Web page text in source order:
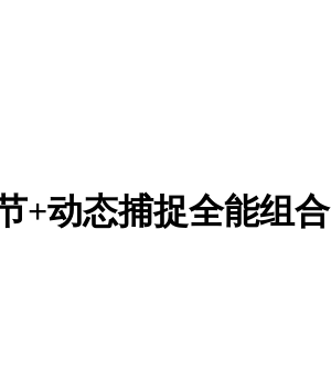
+动态捕捉全能组合